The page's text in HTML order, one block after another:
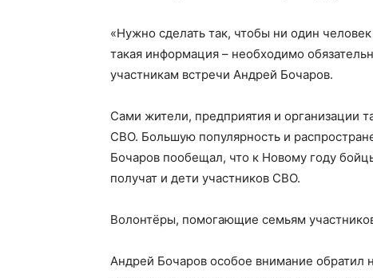
«Нужно сделать так, чтобы ни один
такая информация – необходимо
участникам встречи Андрей Бочаров.
Сами жители, предприятия и организации
СВО. Большую популярность и
Бочаров пообещал, что к Новому году
получат и дети участников СВО.
Волонтёры, помогающие семьям
Андрей Бочаров особое внимание обратил